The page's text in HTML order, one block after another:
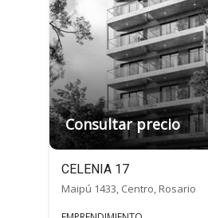
Consultar precio
CELENIA 17
Maipú 1433, Centro, Rosario